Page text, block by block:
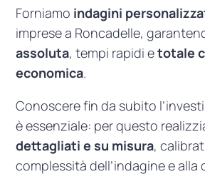
Forniamo indagini
imprese a Roncadelle,
assoluta, tempi rapidi etotale
economica.
Conoscere fin da subito
è essenziale: per questo
dettagliati e su misura,
complessità dell’indagine e alla